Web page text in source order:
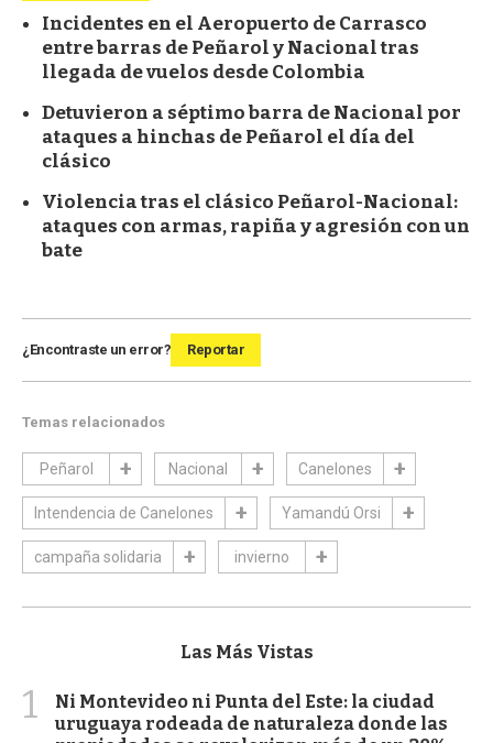
Incidentes en el Aeropuerto de Carrasco
entre barras de Peñarol y Nacional tras
llegada de vuelos desde Colombia
Detuvieron a séptimo barra de Nacional por
ataques a hinchas de Peñarol el día del
clásico
Violencia tras el clásico Peñarol-Nacional:
ataques con armas, rapiña y agresión con un
bate
¿Encontraste un error? Reportar
Temas relacionados
Peñarol Nacional Canelones
Intendencia de Canelones Yamandú Orsi
campaña solidaria invierno
Las Más Vistas
1
Ni Montevideo ni Punta del Este: la ciudad
uruguaya rodeada de naturaleza donde las